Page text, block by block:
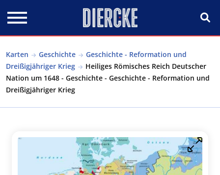
Karten Geschichte
Geschichte - Reformation und
Dreißigjähriger Krieg
Heiliges Römisches Reich Deutscher
Nation um 1648 - Geschichte - Geschichte - Reformation und
Dreißigjähriger Krieg